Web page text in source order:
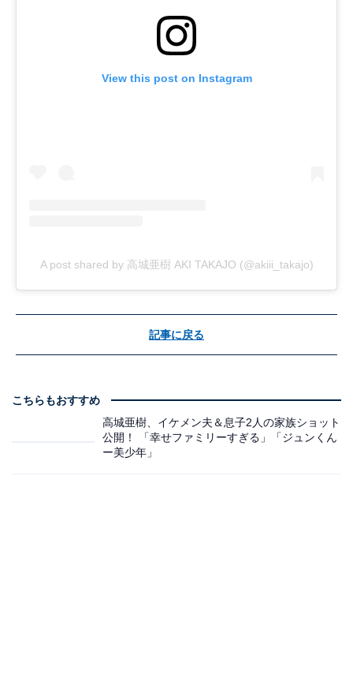
View this post on Instagram
A post shared by 高城亜樹 AKI TAKAJO (@akiii_takajo)
記事に戻る
こちらもおすすめ
高城亜樹、イケメン夫＆息子2人の家族ショット
公開！ 「幸せファミリーすぎる」「ジュンくん
ー美少年」